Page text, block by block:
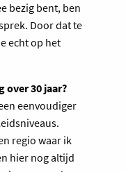
bezig bent, ben
Door dat te
echt op het
over 30 jaar?
eenvoudiger
regio waar ik
hier nog altijd